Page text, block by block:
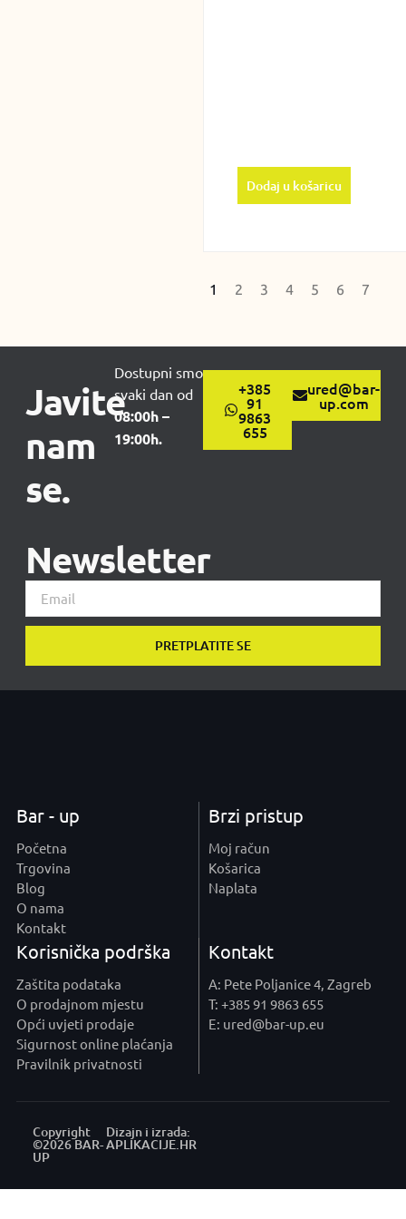
Dodaj u košaricu
1 2 3 4 5 6 7
Javite
nam
se.
Dostupni smo
svaki dan od
08:00h –
19:00h.
+385
91
9863
655
ured@bar-
up.com
Newsletter
PRETPLATITE SE
Bar - up
Početna
Trgovina
Blog
O nama
Kontakt
Brzi pristup
Moj račun
Košarica
Naplata
Korisnička podrška
Zaštita podataka
O prodajnom mjestu
Opći uvjeti prodaje
Sigurnost online plaćanja
Pravilnik privatnosti
Kontakt
A: Pete Poljanice 4, Zagreb
T: +385 91 9863 655
E: ured@bar-up.eu
Copyright
©2026 BAR-
UP
Dizajn i izrada:
APLIKACIJE.HR